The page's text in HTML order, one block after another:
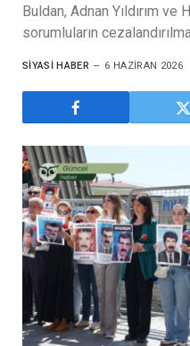
Buldan, Adnan Yıldırım ve
sorumluların
SIYASI HABER 6 HAZIRAN 2026